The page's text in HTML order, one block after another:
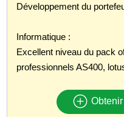
Développement du
Informatique :
Excellent niveau du pack
professionnels AS400,